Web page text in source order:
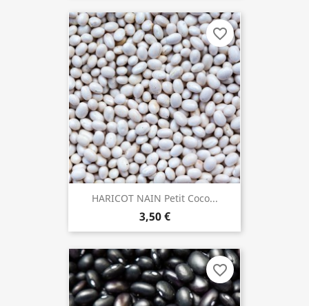
HARICOT NAIN Petit Coco...
3,50 €
favorite_border
favorite_border